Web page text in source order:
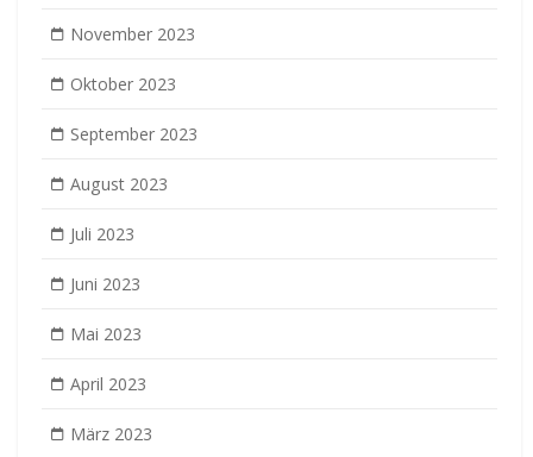
November 2023
Oktober 2023
September 2023
August 2023
Juli 2023
Juni 2023
Mai 2023
April 2023
März 2023